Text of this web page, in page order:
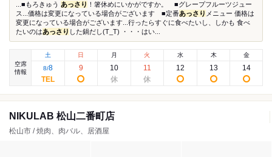
...■もろきゅう あっさり ！箸休めにいかがですか。 ■グレープフルーツジュー
ス...価格は変更になっている場合がございます ■定番あっさり メニュー 価格は
変更になっている場合がございます...行ったらすぐに食べたいし、しかも 食べ
たいのはあっさり した鍋だし(T_T) ・・・はい...
空席
情報
土
8/8
日
9
月
10
火
11
水
12
木
13
金
14
NIKULAB 松山二番町店
松山市 / 焼肉、肉バル、居酒屋